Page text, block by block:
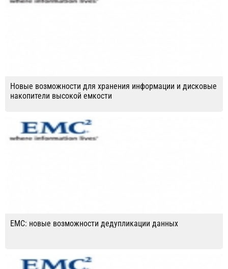
Новые возможности для хранения информации и дисковые
накопители высокой емкости
EMC: новые возможности дедупликации данных